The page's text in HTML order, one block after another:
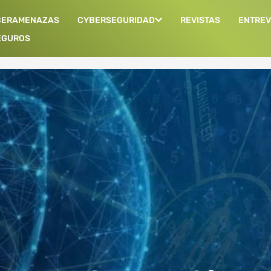
CYBERSEGURIDAD REVISTAS